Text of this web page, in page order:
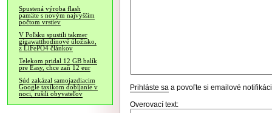
Spustená výroba flash
pamäte s novým najvyšším
počtom vrstiev
V Poľsku spustili takmer
gigawatthodinové úložisko,
z LiFePO4 článkov
Telekom pridal 12 GB balík
pre Easy, chce zaň 12 eur
Súd zakázal samojazdiacim
Google taxíkom dobíjanie v
noci, rušili obyvateľov
Prihláste sa a povoľte si emailové
Overovací text: